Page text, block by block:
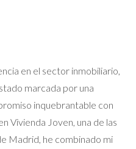
por venderla y comenzar
le guiara a través del
cuando contactó a Iraido
local con años de
a preparar la casa para las
en el sector inmobiliario,
marcada por una
inquebrantable con
Vivienda Joven, una de las
Madrid, he combinado mi